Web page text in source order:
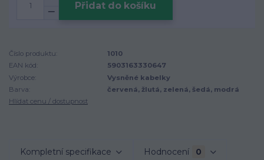
Přidat do košíku
Číslo produktu:
1010
EAN kód:
5903163330647
Výrobce:
Vysněné kabelky
Barva:
červená, žlutá, zelená, šedá, modrá
Hlídat cenu / dostupnost
Kompletní specifikace Hodnocení 0